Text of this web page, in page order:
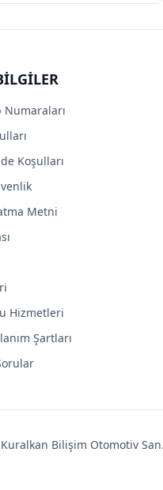
Numaraları
Koşulları
Metni
Hizmetleri
Şartları
Bilişim Otomotiv San.